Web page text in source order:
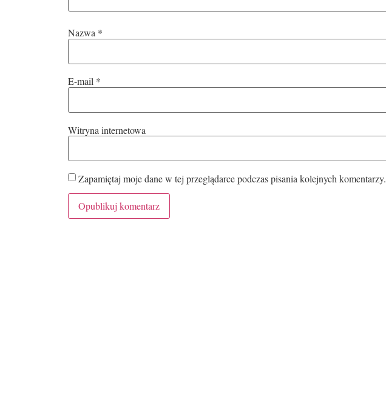
Nazwa *
E-mail *
Witryna internetowa
Zapamiętaj moje dane w tej przeglądarce podczas pisania kolejnych komentarzy.